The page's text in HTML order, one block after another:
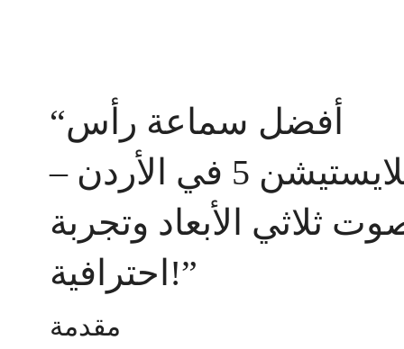
“أفضل سماعة رأس
بلايستيشن 5 في الأردن –
ثلاثي الأبعاد وتجربة
احترافية!”
مقدمة